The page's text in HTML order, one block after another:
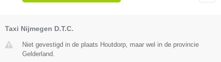
Taxi Nijmegen D.T.C.
Niet gevestigd in de plaats Houtdorp, maar wel in de provincie
Gelderland.